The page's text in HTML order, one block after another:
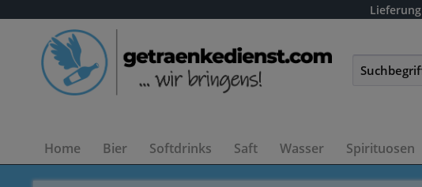
Lieferung
Home Bier Softdrinks Saft Wasser Spirituosen